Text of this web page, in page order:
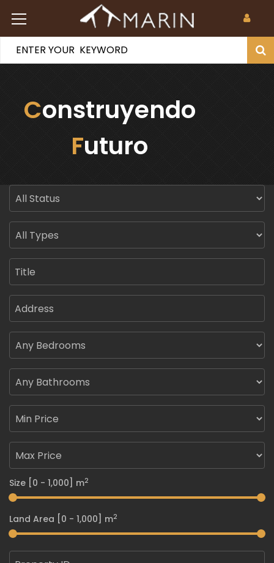
Construyendo
Futuro
Size [ 0 - 1,000 ] m2
Land Area [ 0 - 1,000 ] m2